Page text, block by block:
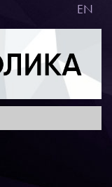
EN